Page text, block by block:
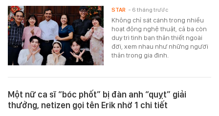
Không chỉ sát cánh trong nhiều
hoạt động nghệ thuật, cả ba còn
duy trì tình bạn thân thiết ngoài
đời, xem nhau như những người
thân trong gia đình.
STAR - 6 tháng trước
Một nữ ca sĩ “bóc phốt” bị đàn anh “quỵt” giải
thưởng, netizen gọi tên Erik nhờ 1 chi tiết